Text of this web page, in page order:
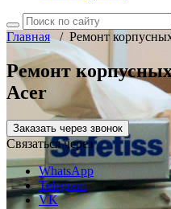
Главная/ Ремонт
Ремонт
Acer
Заказать через звонок
Связаться через
WhatsApp
Telegram
VK